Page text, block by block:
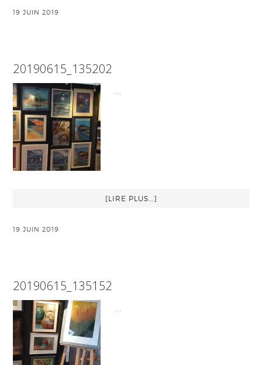
19 JUIN 2019
20190615_135202
…
[LIRE PLUS...]
19 JUIN 2019
20190615_135152
…